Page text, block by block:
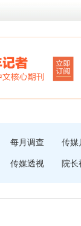
每月调查 传媒
传媒透视 院长